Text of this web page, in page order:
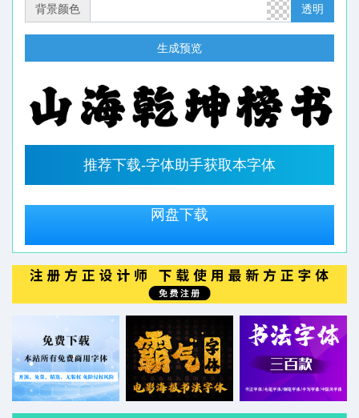
背景颜色 透明
生成预览
推荐下载-字体助手获取本字体
网盘下载